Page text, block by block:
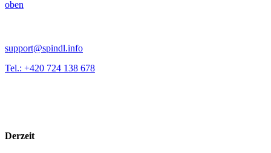
oben
support@spindl.info
Tel.: +420 724 138 678
Derzeit